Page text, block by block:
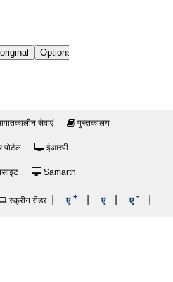
सेवाएं पुस्तकालय
पोर्टल ईआरपी
Samarth
स्क्रीन रीडर ए + ए ए -